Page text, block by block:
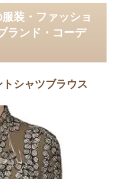
装・ファッショ
ランド・コーデ
シャツブラウス